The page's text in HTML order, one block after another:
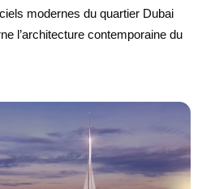
modernes du quartier Dubai
l’architecture contemporaine du